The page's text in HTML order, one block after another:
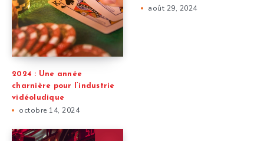
2024 : Une année
charnière pour l’industrie
vidéoludique
octobre 14, 2024
août 29, 2024